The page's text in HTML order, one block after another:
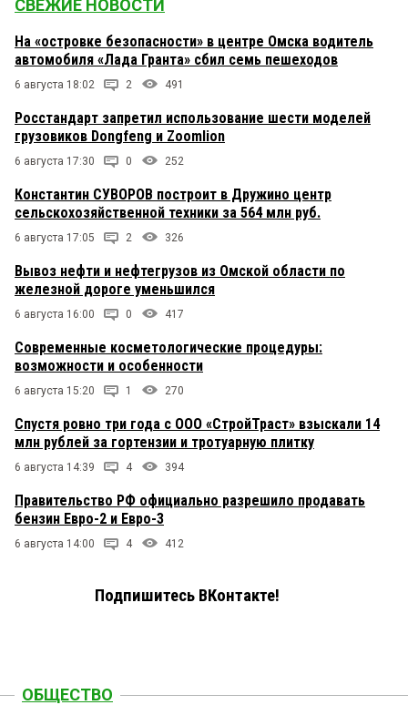
СВЕЖИЕ НОВОСТИ
На «островке безопасности» в центре Омска водитель
автомобиля «Лада Гранта» сбил семь пешеходов
6 августа 18:02 2 491
Росстандарт запретил использование шести моделей
грузовиков Dongfeng и Zoomlion
6 августа 17:30 0 252
Константин СУВОРОВ построит в Дружино центр
сельскохозяйственной техники за 564 млн руб.
6 августа 17:05 2 326
Вывоз нефти и нефтегрузов из Омской области по
железной дороге уменьшился
6 августа 16:00 0 417
Современные косметологические процедуры:
возможности и особенности
6 августа 15:20 1 270
Спустя ровно три года с ООО «СтройТраст» взыскали 14
млн рублей за гортензии и тротуарную плитку
6 августа 14:39 4 394
Правительство РФ официально разрешило продавать
бензин Евро-2 и Евро-3
6 августа 14:00 4 412
Подпишитесь ВКонтакте!
ОБЩЕСТВО